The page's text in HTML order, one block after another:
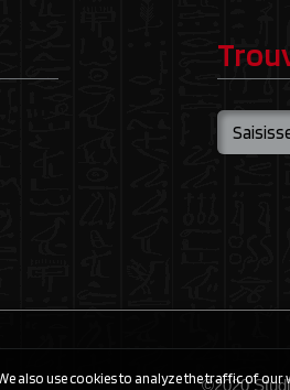
©2020
also use cookies to analyze the traffic of our